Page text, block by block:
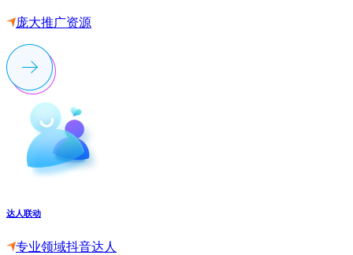
庞大推广资源
达人联动
专业领域抖音达人